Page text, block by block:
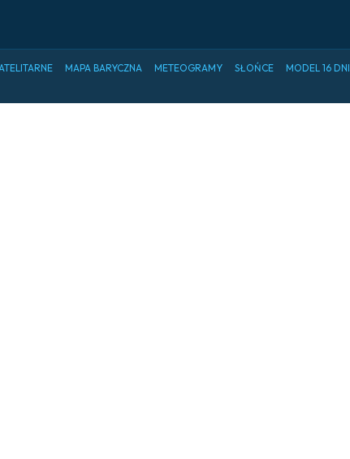
MAPA BARYCZNA METEOGRAMY SŁOŃCE MODEL 16 DNI